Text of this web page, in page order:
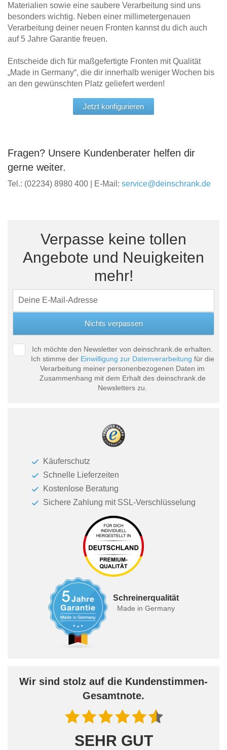
Materialien sowie eine saubere Verarbeitung sind uns
besonders wichtig. Neben einer millimetergenauen
Verarbeitung deiner neuen Fronten kannst du dich auch
auf 5 Jahre Garantie freuen.
Entscheide dich für maßgefertigte Fronten mit Qualität
„Made in Germany“, die dir innerhalb weniger Wochen bis
an den gewünschten Platz geliefert werden!
Jetzt konfigurieren
Fragen? Unsere Kundenberater helfen dir
gerne weiter.
Tel.: (02234) 8980 400 | E-Mail: service@deinschrank.de
Verpasse keine tollen
Angebote und Neuigkeiten
mehr!
Ich möchte den Newsletter von deinschrank.de erhalten.
Ich stimme der Einwilligung zur Datenverarbeitung für die
Verarbeitung meiner personenbezogenen Daten im
Zusammenhang mit dem Erhalt des deinschrank.de
Newsletters zu.
Käuferschutz
Schnelle Lieferzeiten
Kostenlose Beratung
Sichere Zahlung mit SSL-Verschlüsselung
Schreinerqualität
Made in Germany
Wir sind stolz auf die Kundenstimmen-
Gesamtnote.
SEHR GUT